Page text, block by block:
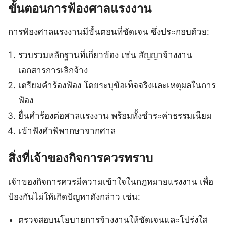
ขั้นตอนการฟ้องศาลแรงงาน
การฟ้องศาลแรงงานมีขั้นตอนที่ชัดเจน ซึ่งประกอบด้วย:
รวบรวมหลักฐานที่เกี่ยวข้อง เช่น สัญญาจ้างงาน
เอกสารการเลิกจ้าง
เตรียมคำร้องฟ้อง โดยระบุข้อเท็จจริงและเหตุผลในการ
ฟ้อง
ยื่นคำร้องต่อศาลแรงงาน พร้อมทั้งชำระค่าธรรมเนียม
เข้าฟังคำพิพากษาจากศาล
สิ่งที่เจ้าของกิจการควรทราบ
เจ้าของกิจการควรมีความเข้าใจในกฎหมายแรงงาน เพื่อ
ป้องกันไม่ให้เกิดปัญหาดังกล่าว เช่น:
ตรวจสอบนโยบายการจ้างงานให้ชัดเจนและโปร่งใส